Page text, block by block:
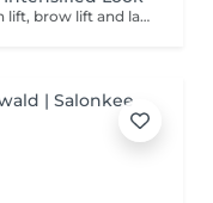
A complete treatment combining a lash lift, brow lift and lash tint for a more intense and defined look. Lashes are lifted and tinted to enhance depth and visibility, while the brows are reshaped and structured to perfectly frame the eyes. The contrast is enhanced, creating a more defined look while maintaining a natural and elegant finish. Ideal for those who want a more noticeable result without the need for makeup.